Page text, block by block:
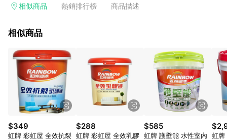
客找到居家修繕、佈置或裝潢時所需；另外，在各家分店內規劃
等各方面進行整合，提升服務質感，期望每一位來店顧客，能輕
結帳流程(Easy to buy)、每次到「特力屋」購物都能得到新的啟
發與靈感(Exciting experience)，同時持續提供消費者居家修繕
最佳解決方案，以創造優質居家環境為首要目標，成為消費者打
造幸福家園時的優先選擇。
相似商品 熱銷排行榜 商品描述
相似商品
$349
虹牌 彩虹屋 全效抗裂
$288
虹牌 彩虹屋 全效乳膠
$585
虹牌 護壁能 水性室內
虹牌